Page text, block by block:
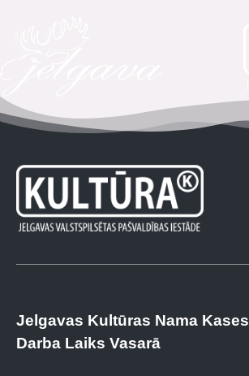
Jelgavas Kultūras Nama Kases
Darba Laiks Vasarā